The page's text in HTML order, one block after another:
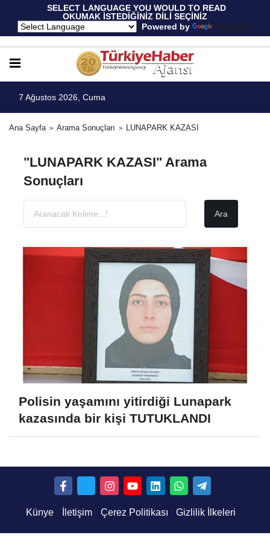
SELECT LANGUAGE YOU WOULD TO READ
OKUMAK İSTEDİĞİNİZ DİLİ SEÇİNİZ
Powered by
Translate
7 Ağustos 2026, Cuma
Ana Sayfa Arama Sonuçları LUNAPARK KAZASI
"LUNAPARK KAZASI" Arama
Sonuçları
Polisin yaşamını yitirdiği Lunapark
kazasında bir kişi TUTUKLANDI
Künye İletişim Çerez Politikası Gizlilik İlkeleri